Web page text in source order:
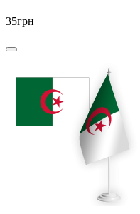
35грн